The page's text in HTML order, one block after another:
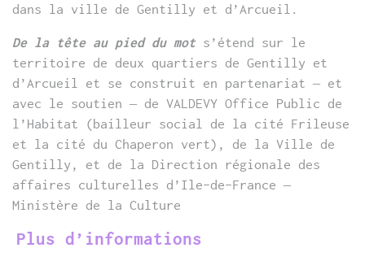
dans la ville de Gentilly et d’Arcueil.
De la tête au pied du mot s’étend sur le
territoire de deux quartiers de Gentilly et
d’Arcueil et se construit en partenariat – et
avec le soutien – de VALDEVY Office Public de
l’Habitat (bailleur social de la cité Frileuse
et la cité du Chaperon vert), de la Ville de
Gentilly, et de la Direction régionale des
affaires culturelles d’Ile-de-France –
Ministère de la Culture
Plus d’informations